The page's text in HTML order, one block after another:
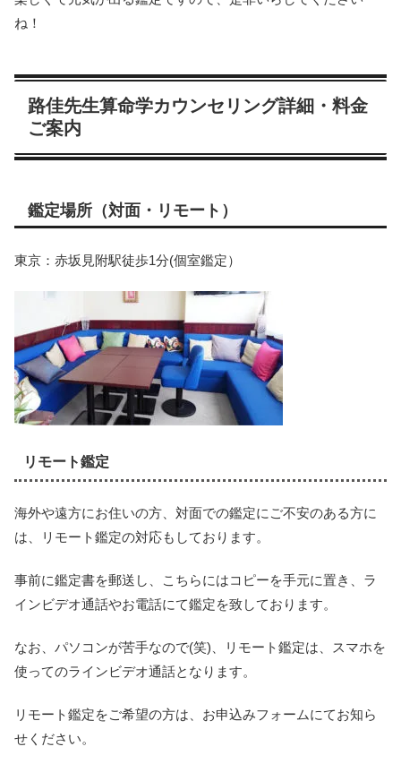
ね！
路佳先生算命学カウンセリング詳細・料金
ご案内
鑑定場所（対面・リモート）
東京：赤坂見附駅徒歩1分(個室鑑定）
リモート鑑定
海外や遠方にお住いの方、対面での鑑定にご不安のある方に
は、リモート鑑定の対応もしております。
事前に鑑定書を郵送し、こちらにはコピーを手元に置き、ラ
インビデオ通話やお電話にて鑑定を致しております。
なお、パソコンが苦手なので(笑)、リモート鑑定は、スマホを
使ってのラインビデオ通話となります。
リモート鑑定をご希望の方は、お申込みフォームにてお知ら
せください。